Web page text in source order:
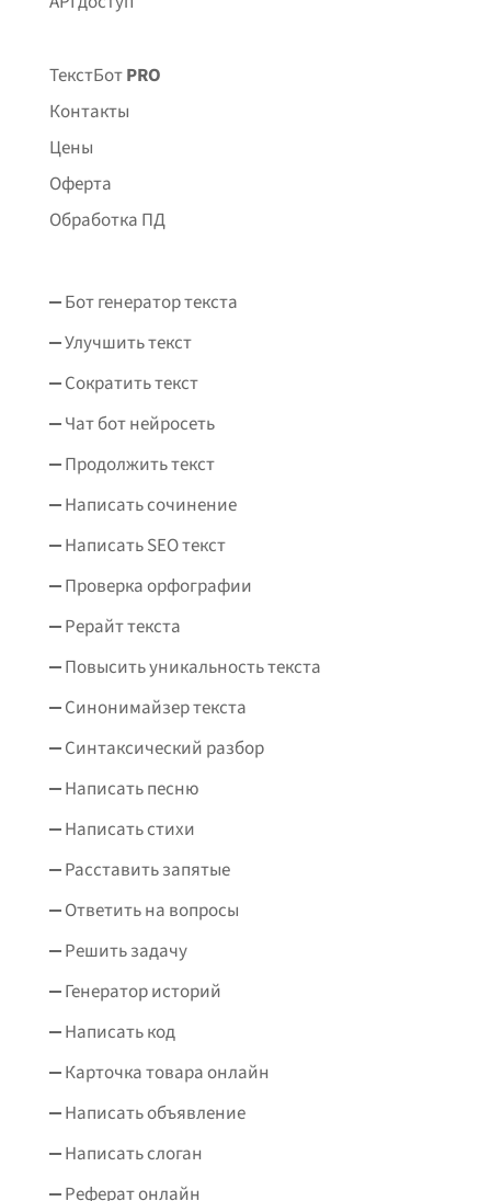
ТекстБотPRO
Контакты
Цены
Оферта
Обработка ПД
Бот генератор текста
Улучшить текст
Сократить текст
Чат бот нейросеть
Продолжить текст
Написать сочинение
Написать SEO текст
Проверка орфографии
Рерайт текста
Повысить уникальность текста
Синонимайзер текста
Синтаксический разбор
Написать песню
Написать стихи
Расставить запятые
Ответить на вопросы
Решить задачу
Генератор историй
Написать код
Карточка товара онлайн
Написать объявление
Написать слоган
Реферат онлайн